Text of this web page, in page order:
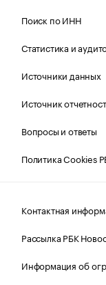
Поиск по ИНН
Статистика и
Источники данных
Источник
Вопросы и ответы
Политика Cookies
Контактная
Рассылка РБК
Информация об